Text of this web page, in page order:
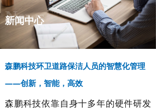
森鹏科技环卫道路保洁人员的智慧化管理
——创新，智能，高效
森鹏科技依靠自身十多年的硬件研发
News
新闻中心